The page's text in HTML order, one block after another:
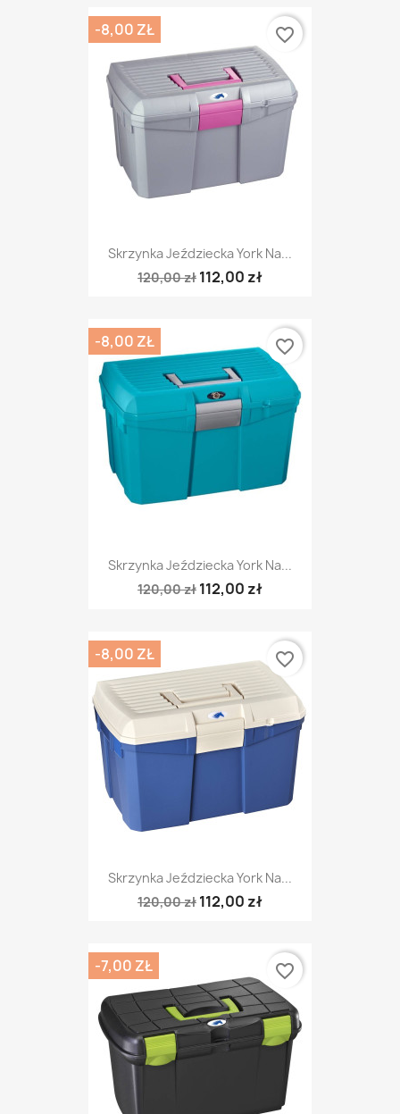
Skrzynka Jeździecka York Na...
120,00 zł 112,00 zł
-8,00 ZŁ favorite_border
Skrzynka Jeździecka York Na...
120,00 zł 112,00 zł
-8,00 ZŁ favorite_border
Skrzynka Jeździecka York Na...
120,00 zł 112,00 zł
-8,00 ZŁ favorite_border
-7,00 ZŁ favorite_border